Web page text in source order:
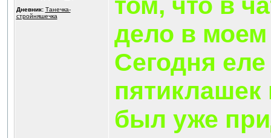
Дневник: Танечка-
стройняшечка
дело в моем
Сегодня
пятиклашек
был уже